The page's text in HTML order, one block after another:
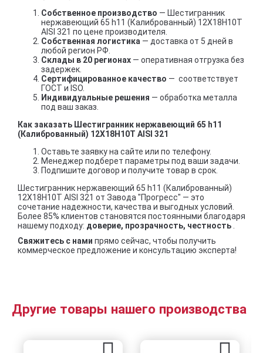
Собственное производство — Шестигранник
нержавеющий 65 h11 (Калиброванный) 12Х18Н10Т
AISI 321 по цене производителя.
Собственная логистика — доставка от 5 дней в
любой регион РФ.
Склады в 20 регионах — оперативная отгрузка без
задержек.
Сертифицированное качество — соответствует
ГОСТ и ISO.
Индивидуальные решения — обработка металла
под ваш заказ.
Как заказать Шестигранник нержавеющий 65 h11
(Калиброванный) 12Х18Н10Т AISI 321
Оставьте заявку на сайте или по телефону.
Менеджер подберет параметры под ваши задачи.
Подпишите договор и получите товар в срок.
Шестигранник нержавеющий 65 h11 (Калиброванный)
12Х18Н10Т AISI 321 от Завода "Прогресс" — это
сочетание надежности, качества и выгодных условий.
Более 85% клиентов становятся постоянными благодаря
нашему подходу: доверие, прозрачность, честность
Свяжитесь с нами прямо сейчас, чтобы получить
коммерческое предложение и консультацию эксперта!
Другие товары нашего производства